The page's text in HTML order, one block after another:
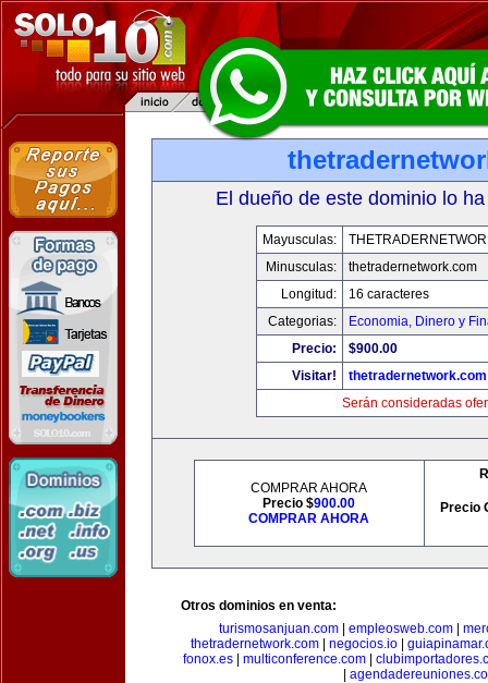
El dueño de este dominio lo
Mayusculas:
Minusculas:
thetradernetwork.com
Longitud:
16 caracteres
Categorias:
Economia, Dinero y
Precio:
$900.00
Visitar!
thetradernetwork.com
Serán consideradas
COMPRAR AHORA
Precio $900.00
COMPRAR AHORA
Precio
Otros dominios en venta:
turismosanjuan.com| empleosweb.com|
thetradernetwork.com
negocios.io
fonox.es| multiconference.com|